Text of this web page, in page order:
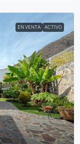
EN VENTA ACTIVO